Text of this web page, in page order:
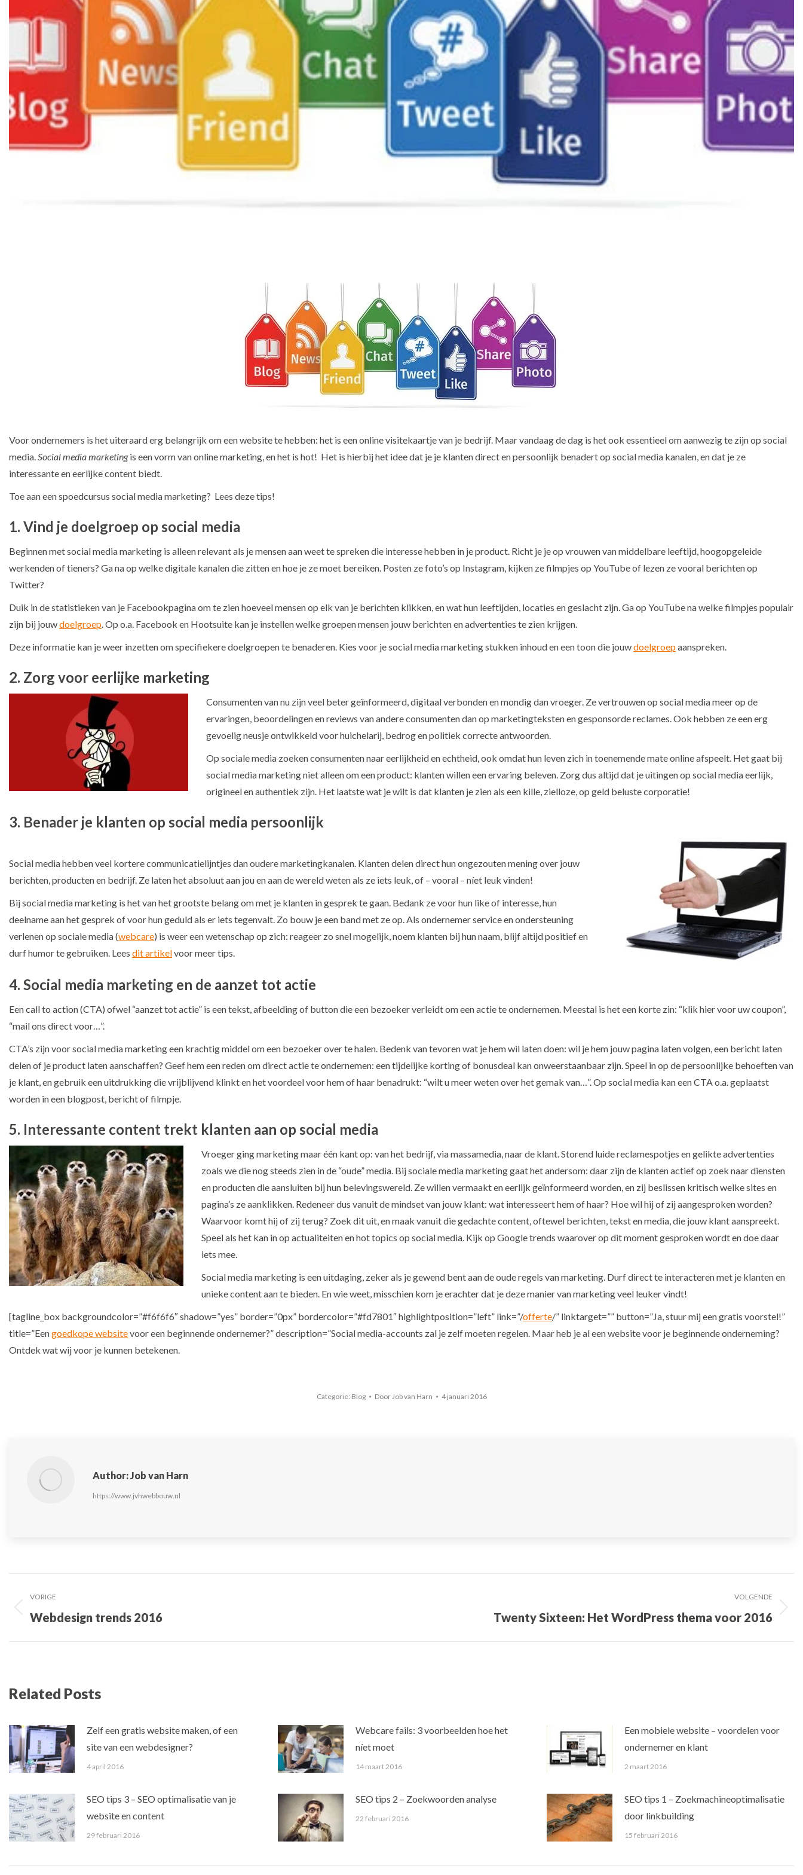
Voor ondernemers is het uiteraard erg belangrijk om een website te hebben: het is een online visitekaartje van je bedrijf. Maar vandaag de dag is het ook essentieel om aanwezig te zijn op social
media. Social media marketingis een vorm van online marketing, en het is hot! Het is hierbij het idee dat je je klanten direct en persoonlijk benadert op social media kanalen, en dat je ze
interessante en eerlijke content biedt.
Toe aan een spoedcursus social media marketing? Lees deze tips!
1. Vind je doelgroep op social media
Beginnen met social media marketing is alleen relevant als je mensen aan weet te spreken die interesse hebben in je product. Richt je je op vrouwen van middelbare leeftijd, hoogopgeleide
werkenden of tieners? Ga na op welke digitale kanalen die zitten en hoe je ze moet bereiken. Posten ze foto’s op Instagram, kijken ze filmpjes op YouTube of lezen ze vooral berichten op
Twitter?
Duik in de statistieken van je Facebookpagina om te zien hoeveel mensen op elk van je berichten klikken, en wat hun leeftijden, locaties en geslacht zijn. Ga op YouTube na welke filmpjes populair
zijn bij jouwdoelgroep . Op o.a. Facebook en Hootsuite kan je instellen welke groepen mensen jouw berichten en advertenties te zien krijgen.
Deze informatie kan je weer inzetten om specifiekere doelgroepen te benaderen. Kies voor je social media marketing stukken inhoud en een toon die jouwdoelgroepaanspreken.
2. Zorg voor eerlijke marketing
Consumenten van nu zijn veel beter geïnformeerd, digitaal verbonden en mondig dan vroeger. Ze vertrouwen op social media meer op de
ervaringen, beoordelingen en reviews van andere consumenten dan op marketingteksten en gesponsorde reclames. Ook hebben ze een erg
gevoelig neusje ontwikkeld voor huichelarij, bedrog en politiek correcte antwoorden.
Op sociale media zoeken consumenten naar eerlijkheid en echtheid, ook omdat hun leven zich in toenemende mate online afspeelt. Het gaat bij
social media marketing niet alleen om een product: klanten willen een ervaring beleven. Zorg dus altijd dat je uitingen op social media eerlijk,
origineel en authentiek zijn. Het laatste wat je wilt is dat klanten je zien als een kille, zielloze, op geld beluste corporatie!
3. Benader je klanten op social media persoonlijk
Social media hebben veel kortere communicatielijntjes dan oudere marketingkanalen. Klanten delen direct hun ongezouten mening over jouw
berichten, producten en bedrijf. Ze laten het absoluut aan jou en aan de wereld weten als ze iets leuk, of – vooral – níet leuk vinden!
Bij social media marketing is het van het grootste belang om met je klanten in gesprek te gaan. Bedank ze voor hun like of interesse, hun
deelname aan het gesprek of voor hun geduld als er iets tegenvalt. Zo bouw je een band met ze op. Als ondernemer service en ondersteuning
verlenen op sociale media (webcare) is weer een wetenschap op zich: reageer zo snel mogelijk, noem klanten bij hun naam, blijf altijd positief en
durf humor te gebruiken. Lees dit artikelvoor meer tips.
4. Social media marketing en de aanzet tot actie
Een call to action (CTA) ofwel “aanzet tot actie” is een tekst, afbeelding of button die een bezoeker verleidt om een actie te ondernemen. Meestal is het een korte zin: “klik hier voor uw coupon”,
“mail ons direct voor…”.
CTA’s zijn voor social media marketing een krachtig middel om een bezoeker over te halen. Bedenk van tevoren wat je hem wil laten doen: wil je hem jouw pagina laten volgen, een bericht laten
delen of je product laten aanschaffen? Geef hem een reden om direct actie te ondernemen: een tijdelijke korting of bonusdeal kan onweerstaanbaar zijn. Speel in op de persoonlijke behoeften van
je klant, en gebruik een uitdrukking die vrijblijvend klinkt en het voordeel voor hem of haar benadrukt: “wilt u meer weten over het gemak van…”. Op social media kan een CTA o.a. geplaatst
worden in een blogpost, bericht of filmpje.
5. Interessante content trekt klanten aan op social media
Vroeger ging marketing maar één kant op: van het bedrijf, via massamedia, naar de klant. Storend luide reclamespotjes en gelikte advertenties
zoals we die nog steeds zien in de “oude” media. Bij sociale media marketing gaat het andersom: daar zijn de klanten actief op zoek naar diensten
en producten die aansluiten bij hun belevingswereld. Ze willen vermaakt en eerlijk geïnformeerd worden, en zij beslissen kritisch welke sites en
pagina’s ze aanklikken. Redeneer dus vanuit de mindset van jouw klant: wat interesseert hem of haar? Hoe wil hij of zij aangesproken worden?
Waarvoor komt hij of zij terug? Zoek dit uit, en maak vanuit die gedachte content, oftewel berichten, tekst en media, die jouw klant aanspreekt.
Speel als het kan in op actualiteiten en hot topics op social media. Kijk op Google trends waarover op dit moment gesproken wordt en doe daar
iets mee.
Social media marketing is een uitdaging, zeker als je gewend bent aan de oude regels van marketing. Durf direct te interacteren met je klanten en
unieke content aan te bieden. En wie weet, misschien kom je erachter dat je deze manier van marketing veel leuker vindt!
[tagline_box backgroundcolor=”#f6f6f6″ shadow=”yes” border=”0px” bordercolor=”#fd7801″ highlightposition=”left” link=”/offerte/” linktarget=”” button=”Ja, stuur mij een gratis voorstel!”
title=”Eengoedkope websitevoor een beginnende ondernemer?” description=”Social media-accounts zal je zelf moeten regelen. Maar heb je al een website voor je beginnende onderneming?
Ontdek wat wij voor je kunnen betekenen.
Categorie: Blog Door Job van Harn 4 januari 2016
Author: Job van Harn
https://www.jvhwebbouw.nl
Bericht
navigatie
VORIGE
Vorig
Webdesign trends 2016
VOLGENDE
Twenty Sixteen: Het WordPress thema voor 2016
Related Posts
Zelf een gratis website maken, of een
site van een webdesigner?
4 april 2016
Webcare fails: 3 voorbeelden hoe het
níet moet
14 maart 2016
Een mobiele website – voordelen voor
ondernemer en klant
2 maart 2016
SEO tips 3 – SEO optimalisatie van je
website en content
29 februari 2016
SEO tips 2 – Zoekwoorden analyse
22 februari 2016
SEO tips 1 – Zoekmachineoptimalisatie
door linkbuilding
15 februari 2016